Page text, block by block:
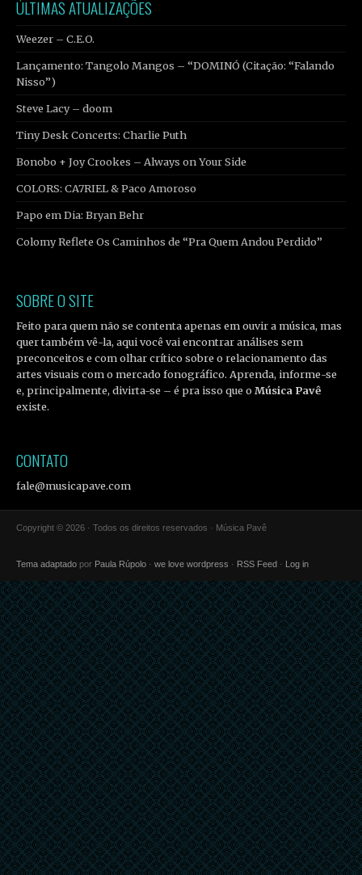
ÚLTIMAS ATUALIZAÇÕES
Weezer – C.E.O.
Lançamento: Tangolo Mangos – “DOMINÓ (Citação: “Falando
Nisso”)
Steve Lacy – doom
Tiny Desk Concerts: Charlie Puth
Bonobo + Joy Crookes – Always on Your Side
COLORS: CA7RIEL & Paco Amoroso
Papo em Dia: Bryan Behr
Colomy Reflete Os Caminhos de “Pra Quem Andou Perdido”
SOBRE O SITE
Feito para quem não se contenta apenas em ouvir a música, mas
quer também vê-la, aqui você vai encontrar análises sem
preconceitos e com olhar crítico sobre o relacionamento das
artes visuais com o mercado fonográfico. Aprenda, informe-se
e, principalmente, divirta-se – é pra isso que oMúsica Pavê
existe.
CONTATO
fale@musicapave.com
Copyright © 2026 · Todos os direitos reservados · Música Pavê
Tema adaptado por Paula Rúpolo · we love wordpress · RSS Feed · Log in